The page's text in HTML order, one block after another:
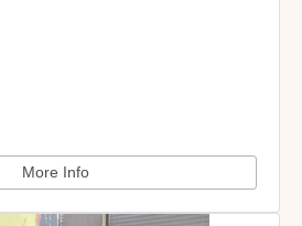
More Info